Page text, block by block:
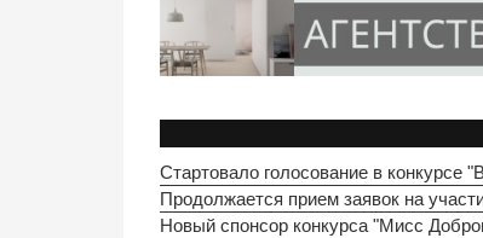
Стартовало голосование в конкурсе
Продолжается прием заявок на
Новый спонсор конкурса "Мисс